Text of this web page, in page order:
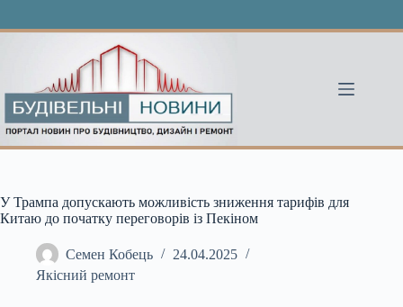
У Трампа допускають можливість зниження тарифів для
Китаю до початку переговорів із Пекіном
Семен Кобець
24.04.2025
Якісний ремонт